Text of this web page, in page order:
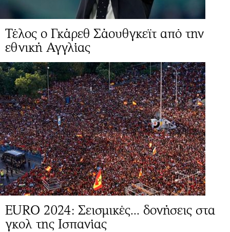
Τέλος ο Γκάρεθ Σάουθγκεϊτ από την
εθνική Αγγλίας
EURO 2024: Σεισμικές... δονήσεις στα
γκολ της Ισπανίας